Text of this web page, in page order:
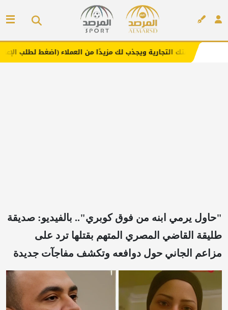
ويجذب لك مزيدًا من العملاء (اضغط لطلب الإعلان)
"حاول يرمي ابنه من فوق كوبري".. بالفيديو: صديقة
طليقة القاضي المصري المتهم بقتلها ترد على
مزاعم الجاني حول دوافعه وتكشف مفاجآت جديدة